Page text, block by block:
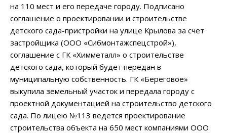
на 110 мест и его передаче городу. Подписано
соглашение о проектировании и строительстве
детского сада-пристройки на улице Крылова за счет
застройщика (ООО «Сибмонтажспецстрой»),
соглашение с ГК «Химметалл» о строительстве
детского сада, который будет передан в
муниципальную собственность. ГК «Береговое»
выкупила земельный участок и передала городу с
проектной документацией на строительство детского
сада. По лицею №113 ведется проектирование
строительства объекта на 650 мест компаниями ООО